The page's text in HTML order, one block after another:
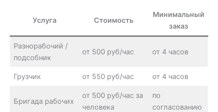
Услуга Стоимость
Минимальный
заказ
Разнорабочий /
подсобник
от 500 руб/час от 4 часов
Грузчик от 550 руб/час от 4 часов
Бригада рабочих
от 500 руб/час за
человека
по
согласованию